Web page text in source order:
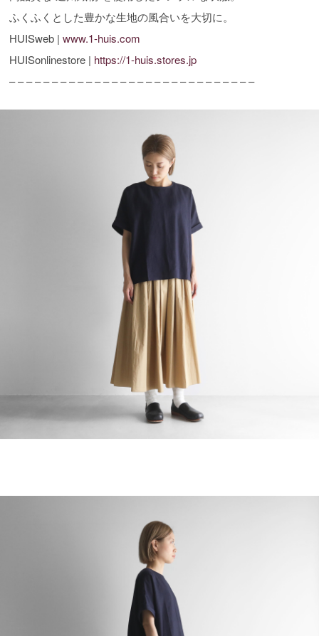
ふくふくとした豊かな生地の風合いを大切に。
HUISweb |www.1-huis.com
HUISonlinestore | https://1-huis.stores.jp
– – – – – – – – – – – – – – – – – – – – – – – – – – – – –